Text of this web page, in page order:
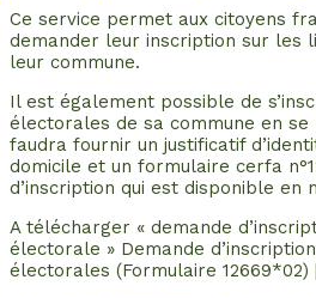
Ce service permet aux citoyens
demander leur inscription sur les
leur commune.
Il est également possible de
électorales de sa commune en
faudra fournir un justificatif
domicile et un formulaire cerfa
d’inscription qui est disponible en
A télécharger « demande
électorale » Demande
électorales (Formulaire 12669*02) |